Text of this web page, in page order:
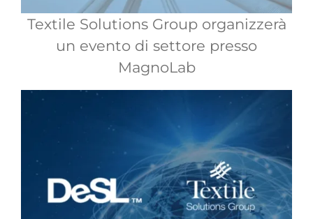
Textile Solutions Group organizzerà
un evento di settore presso
MagnoLab